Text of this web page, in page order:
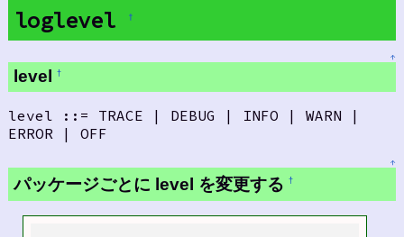
loglevel †
↑
level †
level ::= TRACE | DEBUG | INFO | WARN |
ERROR | OFF
↑
パッケージごとに level を変更する †